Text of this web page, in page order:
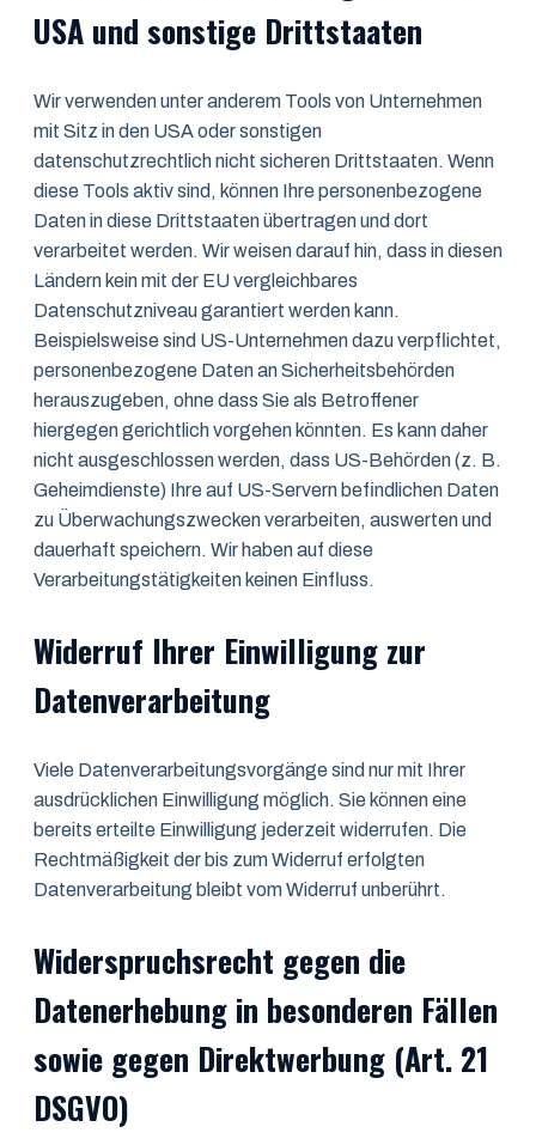
USA und sonstige Drittstaaten
Wir verwenden unter anderem Tools von Unternehmen
mit Sitz in den USA oder sonstigen
datenschutzrechtlich nicht sicheren Drittstaaten. Wenn
diese Tools aktiv sind, können Ihre personenbezogene
Daten in diese Drittstaaten übertragen und dort
verarbeitet werden. Wir weisen darauf hin, dass in diesen
Ländern kein mit der EU vergleichbares
Datenschutzniveau garantiert werden kann.
Beispielsweise sind US-Unternehmen dazu verpflichtet,
personenbezogene Daten an Sicherheitsbehörden
herauszugeben, ohne dass Sie als Betroffener
hiergegen gerichtlich vorgehen könnten. Es kann daher
nicht ausgeschlossen werden, dass US-Behörden (z. B.
Geheimdienste) Ihre auf US-Servern befindlichen Daten
zu Überwachungszwecken verarbeiten, auswerten und
dauerhaft speichern. Wir haben auf diese
Verarbeitungstätigkeiten keinen Einfluss.
Widerruf Ihrer Einwilligung zur
Datenverarbeitung
Viele Datenverarbeitungsvorgänge sind nur mit Ihrer
ausdrücklichen Einwilligung möglich. Sie können eine
bereits erteilte Einwilligung jederzeit widerrufen. Die
Rechtmäßigkeit der bis zum Widerruf erfolgten
Datenverarbeitung bleibt vom Widerruf unberührt.
Widerspruchsrecht gegen die
Datenerhebung in besonderen Fällen
sowie gegen Direktwerbung (Art. 21
DSGVO)